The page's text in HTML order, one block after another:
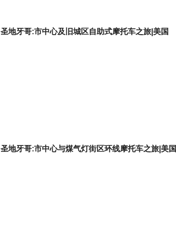
圣地牙哥:市中心及旧城区自助式摩托车之旅|美国
圣地牙哥:市中心与煤气灯街区环线摩托车之旅|美国